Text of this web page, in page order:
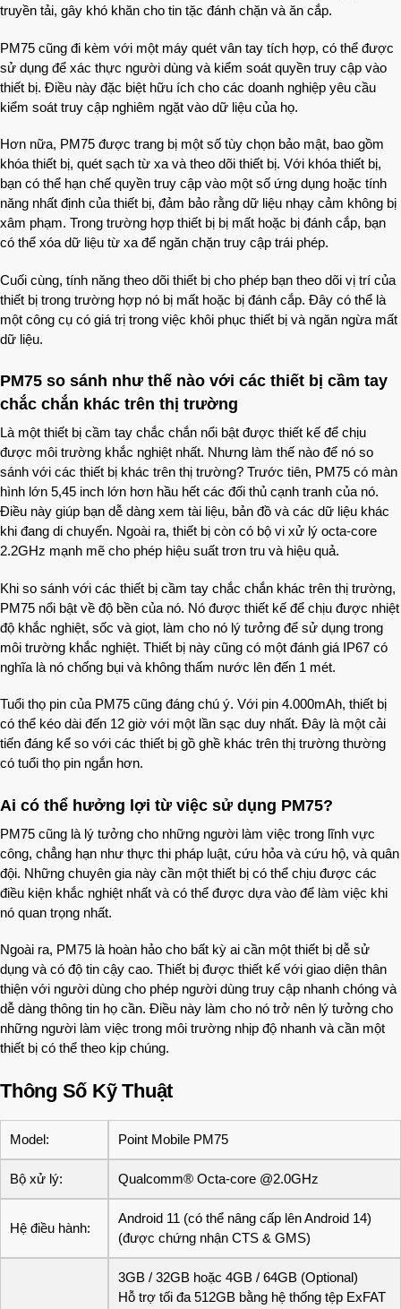
truyền tải, gây khó khăn cho tin tặc đánh chặn và ăn cắp.
PM75 cũng đi kèm với một máy quét vân tay tích hợp, có thể được
sử dụng để xác thực người dùng và kiểm soát quyền truy cập vào
thiết bị. Điều này đặc biệt hữu ích cho các doanh nghiệp yêu cầu
kiểm soát truy cập nghiêm ngặt vào dữ liệu của họ.
Hơn nữa, PM75 được trang bị một số tùy chọn bảo mật, bao gồm
khóa thiết bị, quét sạch từ xa và theo dõi thiết bị. Với khóa thiết bị,
bạn có thể hạn chế quyền truy cập vào một số ứng dụng hoặc tính
năng nhất định của thiết bị, đảm bảo rằng dữ liệu nhạy cảm không bị
xâm phạm. Trong trường hợp thiết bị bị mất hoặc bị đánh cắp, bạn
có thể xóa dữ liệu từ xa để ngăn chặn truy cập trái phép.
Cuối cùng, tính năng theo dõi thiết bị cho phép bạn theo dõi vị trí của
thiết bị trong trường hợp nó bị mất hoặc bị đánh cắp. Đây có thể là
một công cụ có giá trị trong việc khôi phục thiết bị và ngăn ngừa mất
dữ liệu.
PM75 so sánh như thế nào với các thiết bị cầm tay
chắc chắn khác trên thị trường
Là một thiết bị cầm tay chắc chắn nổi bật được thiết kế để chịu
được môi trường khắc nghiệt nhất. Nhưng làm thế nào để nó so
sánh với các thiết bị khác trên thị trường? Trước tiên, PM75 có màn
hình lớn 5,45 inch lớn hơn hầu hết các đối thủ cạnh tranh của nó.
Điều này giúp bạn dễ dàng xem tài liệu, bản đồ và các dữ liệu khác
khi đang di chuyển. Ngoài ra, thiết bị còn có bộ vi xử lý octa-core
2.2GHz mạnh mẽ cho phép hiệu suất trơn tru và hiệu quả.
Khi so sánh với các thiết bị cầm tay chắc chắn khác trên thị trường,
PM75 nổi bật về độ bền của nó. Nó được thiết kế để chịu được nhiệt
độ khắc nghiệt, sốc và giọt, làm cho nó lý tưởng để sử dụng trong
môi trường khắc nghiệt. Thiết bị này cũng có một đánh giá IP67 có
nghĩa là nó chống bụi và không thấm nước lên đến 1 mét.
Tuổi thọ pin của PM75 cũng đáng chú ý. Với pin 4.000mAh, thiết bị
có thể kéo dài đến 12 giờ với một lần sạc duy nhất. Đây là một cải
tiến đáng kể so với các thiết bị gồ ghề khác trên thị trường thường
có tuổi thọ pin ngắn hơn.
Ai có thể hưởng lợi từ việc sử dụng PM75?
PM75 cũng là lý tưởng cho những người làm việc trong lĩnh vực
công, chẳng hạn như thực thi pháp luật, cứu hỏa và cứu hộ, và quân
đội. Những chuyên gia này cần một thiết bị có thể chịu được các
điều kiện khắc nghiệt nhất và có thể được dựa vào để làm việc khi
nó quan trọng nhất.
Ngoài ra, PM75 là hoàn hảo cho bất kỳ ai cần một thiết bị dễ sử
dụng và có độ tin cậy cao. Thiết bị được thiết kế với giao diện thân
thiện với người dùng cho phép người dùng truy cập nhanh chóng và
dễ dàng thông tin họ cần. Điều này làm cho nó trở nên lý tưởng cho
những người làm việc trong môi trường nhịp độ nhanh và cần một
thiết bị có thể theo kịp chúng.
Thông Số Kỹ Thuật
Model: Point Mobile PM75
Bộ xử lý: Qualcomm® Octa-core @2.0GHz
Hệ điều hành:
Android 11 (có thể nâng cấp lên Android 14)
(được chứng nhận CTS & GMS)
3GB / 32GB hoặc 4GB / 64GB (Optional)
Hỗ trợ tối đa 512GB bằng hệ thống tệp ExFAT